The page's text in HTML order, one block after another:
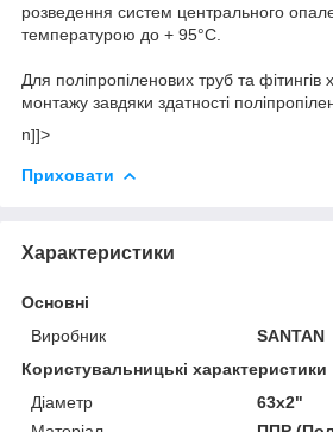
розведення систем центрального
температурою до + 95°С.
Для поліпропіленових труб та фітингів
монтажу завдяки здатності
n]]>
Приховати
Характеристики
Основні
Виробник
SANTAN
Користувальницькі характеристики
Діаметр
63х2"